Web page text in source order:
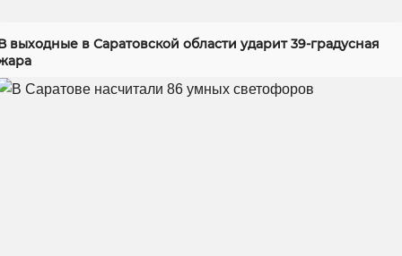
выходные в Саратовской области ударит 39-градусная